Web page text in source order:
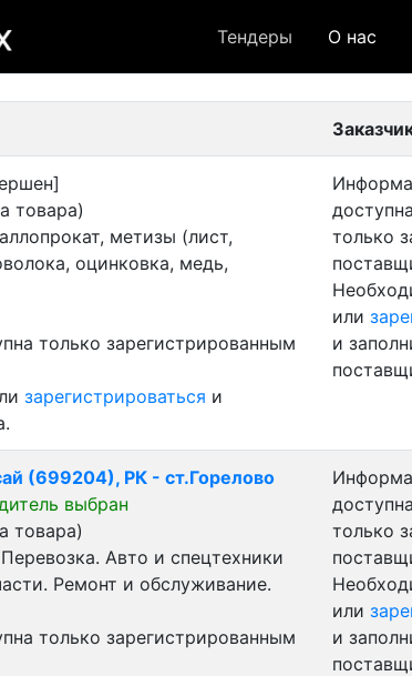
Тендеры О нас
товара)
метизы (лист,
оцинковка, медь,
только зарегистрированным
зарегистрироваться и
доступна
только
или
и
(699204), РК - ст.Горелово
выбран
товара)
Авто и спецтехники
Ремонт и обслуживание.
только зарегистрированным
доступна
только
или
и